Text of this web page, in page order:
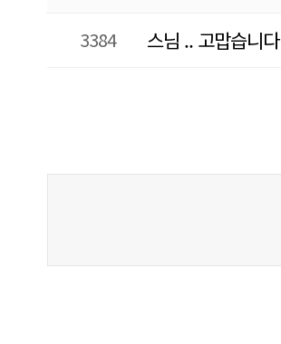
3384 스님 .. 고맙습니다